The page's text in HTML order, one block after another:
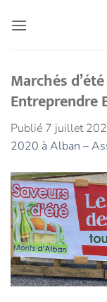
Marchés
Entreprendre
Publié 7 juillet
2020 à Alban –